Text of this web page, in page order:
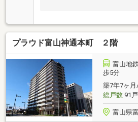
プラウド富山神通本町 ２階
富山地
歩5分
築7年7ヶ
総戸数91戸
富山県